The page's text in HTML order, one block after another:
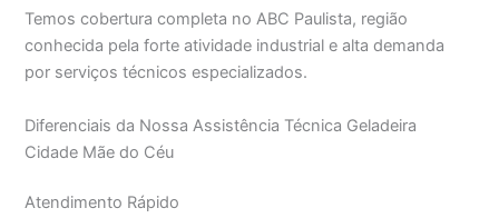
Temos cobertura completa no ABC Paulista, região
conhecida pela forte atividade industrial e alta demanda
por serviços técnicos especializados.
Diferenciais da Nossa Assistência Técnica Geladeira
Cidade Mãe do Céu
Atendimento Rápido